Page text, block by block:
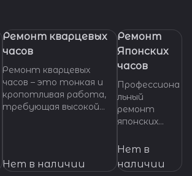
Ремонт кварцевых
часов
Ремонт кварцевых
часов – это тонкая и
кропотливая работа,
требующая высокой
нуждаются в ремонте,
Нет в наличии
Ремонт
Японских
часов
Профессиона
льный
ремонт
японских
сложности.
качество
Нет в
наличии